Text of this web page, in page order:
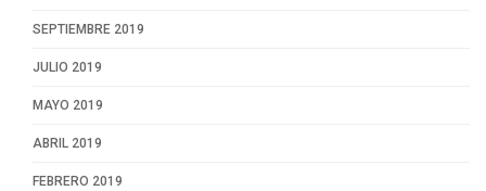
SEPTIEMBRE 2019
JULIO 2019
MAYO 2019
ABRIL 2019
FEBRERO 2019